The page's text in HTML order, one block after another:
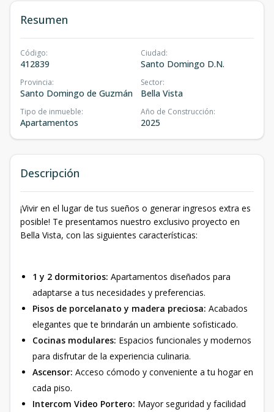
Resumen
Código:
412839
Ciudad:
Santo Domingo D.N.
Provincia:
Santo Domingo de Guzmán
Sector:
Bella Vista
Tipo de inmueble:
Apartamentos
Año de Construcción:
2025
Descripción
¡Vivir en el lugar de tus sueños o generar ingresos extra es
posible! Te presentamos nuestro exclusivo proyecto en
Bella Vista, con las siguientes características:
1 y 2 dormitorios: Apartamentos diseñados para
adaptarse a tus necesidades y preferencias.
Pisos de porcelanato y madera preciosa: Acabados
elegantes que te brindarán un ambiente sofisticado.
Cocinas modulares: Espacios funcionales y modernos
para disfrutar de la experiencia culinaria.
Ascensor: Acceso cómodo y conveniente a tu hogar en
cada piso.
Intercom Video Portero: Mayor seguridad y facilidad